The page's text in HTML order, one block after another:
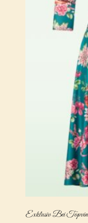
Exklusiv Bei